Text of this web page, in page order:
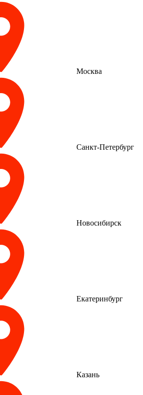
Москва
Санкт-Петербург
Новосибирск
Екатеринбург
Казань